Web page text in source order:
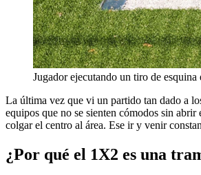
Jugador ejecutando un tiro de esquina
La última vez que vi un partido tan dado a
equipos que no se sienten cómodos sin
colgar el centro al área. Ese ir y venir
¿Por qué el 1X2 es una